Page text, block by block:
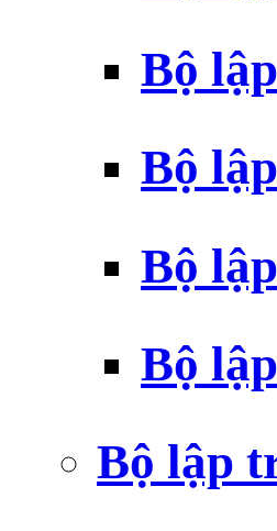
Bộ
Bộ
Bộ
Bộ
Bộ lập